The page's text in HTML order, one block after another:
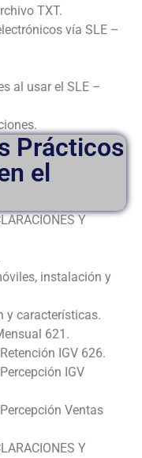
TXT.
vía SLE –
al usar el SLE –
Prácticos
el
Y
instalación y
y características.
621.
IGV 626.
IGV
Ventas
Y